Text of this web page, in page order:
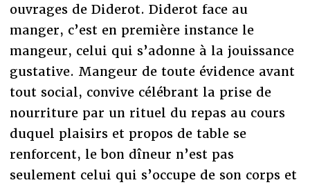
ouvrages de Diderot. Diderot face au
manger, c’est en première instance le
mangeur, celui qui s’adonne à la jouissance
gustative. Mangeur de toute évidence avant
tout social, convive célébrant la prise de
nourriture par un rituel du repas au cours
duquel plaisirs et propos de table se
renforcent, le bon dîneur n’est pas
seulement celui qui s’occupe de son corps et